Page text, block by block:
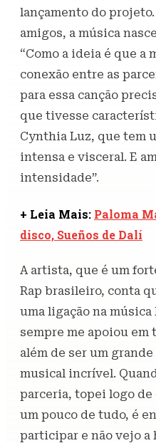
lançamento do
amigos, a música
“Como a ideia é que a
conexão entre as
para essa canção
que tivesse
Cynthia Luz, que tem
intensa e visceral. E
intensidade”.
+ Leia Mais: Paloma
disco, Sueños de Dalí
A artista, que é um
Rap brasileiro, conta
uma ligação na
sempre me apoiou em
além de ser um
musical incrível.
parceria, topei logo de
um pouco de tudo, é
participar e não vejo a